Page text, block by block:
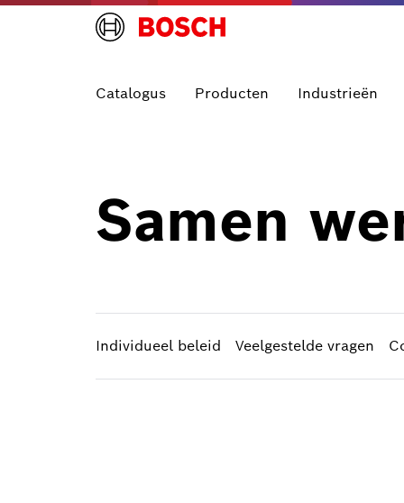
Catalogus Producten Industrieën
Samen
Individueel beleid Veelgestelde vragen